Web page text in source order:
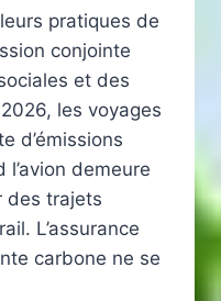
pratiques de
conjointe
et des
les voyages
d’émissions
demeure
des trajets
L’assurance
carbone ne se